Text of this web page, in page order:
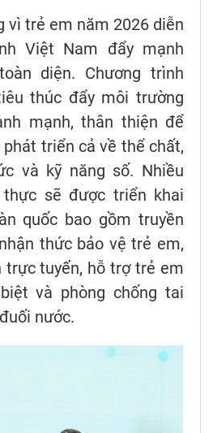
vì trẻ em năm 2026 diễn
Việt Nam đẩy mạnh
diện. Chương trình
thúc đẩy môi trường
mạnh, thân thiện để
triển cả về thể chất,
và kỹ năng số. Nhiều
sẽ được triển khai
quốc bao gồm truyền
thức bảo vệ trẻ em,
trực tuyến, hỗ trợ trẻ em
và phòng chống tai
nước.